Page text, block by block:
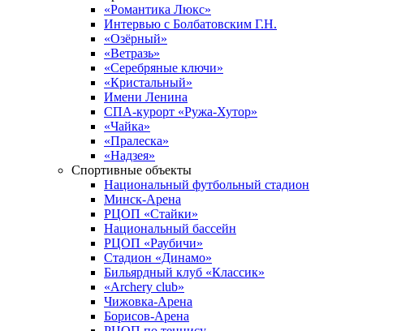
«Романтика Люкс»
Интервью с Болбатовским Г.Н.
«Озёрный»
«Ветразь»
«Серебряные ключи»
«Кристальный»
Имени Ленина
СПА-курорт «Ружа-Хутор»
«Чайка»
«Пралеска»
«Надзея»
Спортивные объекты
Национальный футбольный стадион
Минск-Арена
РЦОП «Стайки»
Национальный бассейн
РЦОП «Раубичи»
Стадион «Динамо»
Бильярдный клуб «Классик»
«Archery club»
Чижовка-Арена
Борисов-Арена